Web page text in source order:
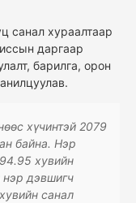
санал хураалтаар
даргаар
барилга, орон
хүчинтэй 2079
байна. Нэр
хувийн
нэр дэвшигч
санал